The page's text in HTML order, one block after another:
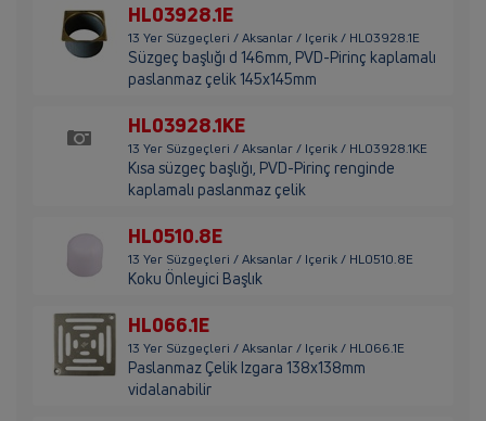
HL03928.1E
13 Yer Süzgeçleri / Aksanlar / Içerik / HL03928.1E
Süzgeç başlığı d 146mm, PVD-Pirinç kaplamalı
paslanmaz çelik 145x145mm
HL03928.1KE
13 Yer Süzgeçleri / Aksanlar / Içerik / HL03928.1KE
Kısa süzgeç başlığı, PVD-Pirinç renginde
kaplamalı paslanmaz çelik
HL0510.8E
13 Yer Süzgeçleri / Aksanlar / Içerik / HL0510.8E
Koku Önleyici Başlık
HL066.1E
13 Yer Süzgeçleri / Aksanlar / Içerik / HL066.1E
Paslanmaz Çelik Izgara 138x138mm
vidalanabilir